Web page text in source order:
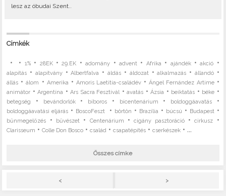
lesz az óbudai Szent..
Címkék
• • 1%• 28EK•29.EK •adomány •advent • Afrika • ajándék•akció •
alapítás • alapítvány•Albertfalva •áldás • áldozat •alkalmazás • állandó•
állás •álom • Amerika • Amoris Laetitia-családév •Ángel Fernández Artime•
animátor •Argentína •Ars Sacra Fesztivál •avatás •Ázsia • beiktatás • béke •
betegség • bevándorlók• bíboros • bicentenárium • boldoggáavatás•
boldoggáavatási eljárás • BoscoFeszt • börtön • Brazília • búcsú • Budapest •
bűnmegelőzés • bűvészet • Centenárium •cigány pasztoráció•cirkusz •
Clarisseum •Colle Don Bosco •család •csapatépítés •cserkészek • ...
Összes címke
< >